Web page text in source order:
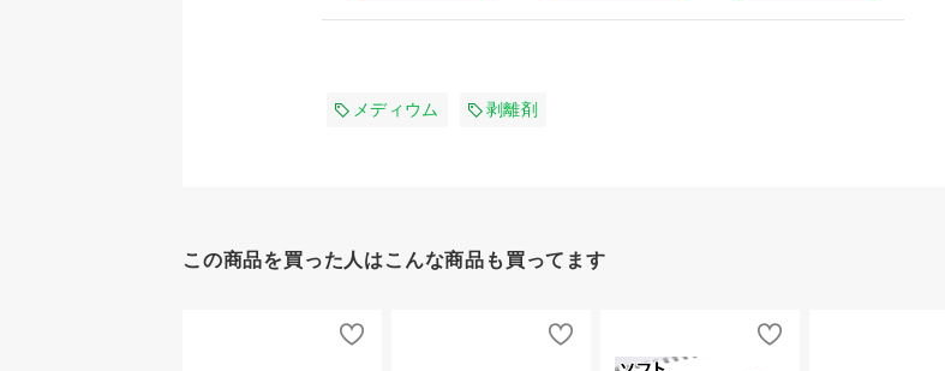
メディウム 剥離剤
この商品を買った人はこんな商品も買ってます